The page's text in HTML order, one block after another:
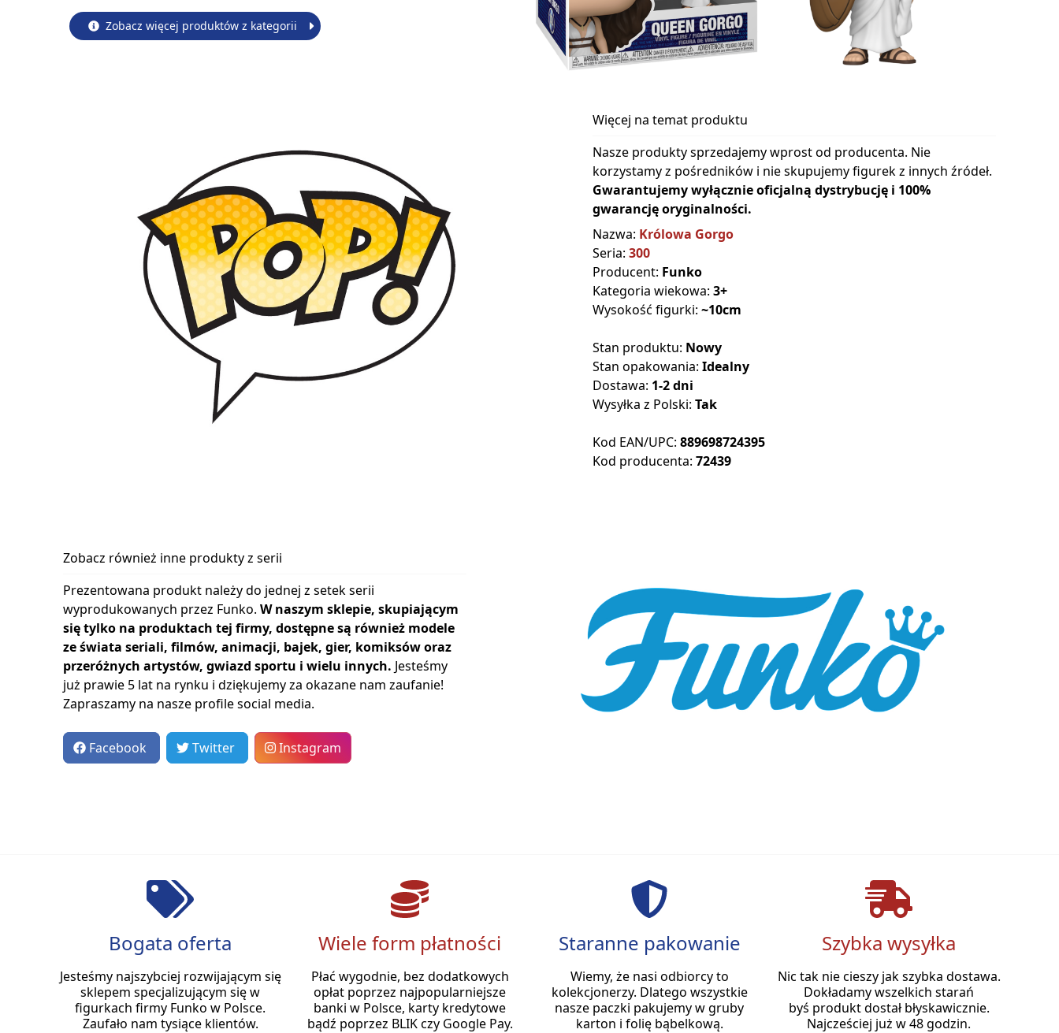
Zobacz więcej produktów z kategorii
Więcej na temat produktu
Nasze produkty sprzedajemy wprost od producenta. Nie
korzystamy z pośredników i nie skupujemy figurek z innych źródeł.
Gwarantujemy wyłącznie oficjalną dystrybucję i 100%
gwarancję oryginalności.
Nazwa: Królowa Gorgo
Seria: 300
Producent: Funko
Kategoria wiekowa: 3+
Wysokość figurki: ~10cm
Stan produktu: Nowy
Stan opakowania: Idealny
Dostawa: 1-2 dni
Wysyłka z Polski: Tak
Kod EAN/UPC: 889698724395
Kod producenta: 72439
Zobacz również inne produkty z serii
Prezentowana produkt należy do jednej z setek serii
wyprodukowanych przez Funko. W naszym sklepie, skupiającym
się tylko na produktach tej firmy, dostępne są również modele
ze świata seriali, filmów, animacji, bajek, gier, komiksów oraz
przeróżnych artystów, gwiazd sportu i wielu innych. Jesteśmy
już prawie 5 lat na rynku i dziękujemy za okazane nam zaufanie!
Zapraszamy na nasze profile social media.
Facebook Twitter Instagram
Bogata oferta
Jesteśmy najszybciej rozwijającym się
sklepem specjalizującym się w
figurkach firmy Funko w Polsce.
Zaufało nam tysiące klientów.
Wiele form płatności
Płać wygodnie, bez dodatkowych
opłat poprzez najpopularniejsze
banki w Polsce, karty kredytowe
bądź poprzez BLIK czy Google Pay.
Staranne pakowanie
Wiemy, że nasi odbiorcy to
kolekcjonerzy. Dlatego wszystkie
nasze paczki pakujemy w gruby
karton i folię bąbelkową.
Szybka wysyłka
Nic tak nie cieszy jak szybka dostawa.
Dokładamy wszelkich starań
byś produkt dostał błyskawicznie.
Najcześciej już w 48 godzin.